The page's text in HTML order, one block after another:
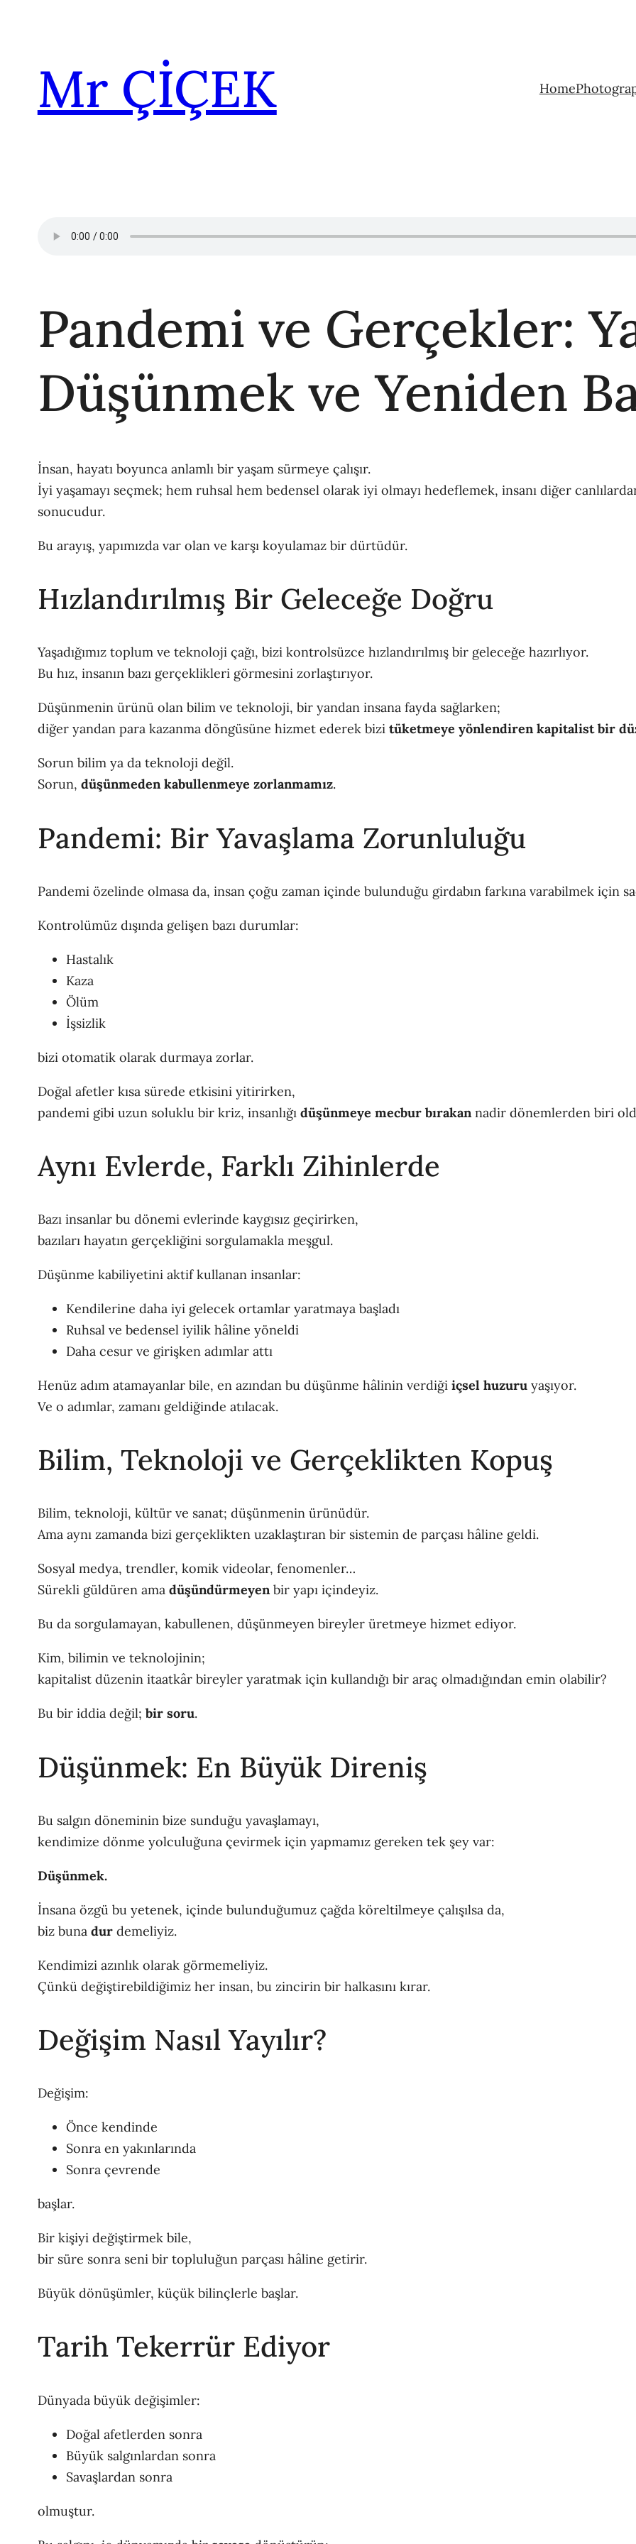
Mr ÇİÇEK Home
Pandemi ve Gerçekler:
Düşünmek ve Yeniden
İnsan, hayatı boyunca anlamlı bir yaşam sürmeye çalışır.
İyi yaşamayı seçmek; hem ruhsal hem bedensel olarak iyi olmayı hedeflemek, insanı diğer
sonucudur.
Bu arayış, yapımızda var olan ve karşı koyulamaz bir dürtüdür.
Hızlandırılmış Bir Geleceğe Doğru
Yaşadığımız toplum ve teknoloji çağı, bizi kontrolsüzce hızlandırılmış bir geleceğe hazırlıyor.
Bu hız, insanın bazı gerçeklikleri görmesini zorlaştırıyor.
Düşünmenin ürünü olan bilim ve teknoloji, bir yandan insana fayda sağlarken;
diğer yandan para kazanma döngüsüne hizmet ederek bizi tüketmeye yönlendiren kapitalist bir
Sorun bilim ya da teknoloji değil.
Sorun, düşünmeden kabullenmeye zorlanmamız.
Pandemi: Bir Yavaşlama Zorunluluğu
Pandemi özelinde olmasa da, insan çoğu zaman içinde bulunduğu girdabın farkına varabilmek için
Kontrolümüz dışında gelişen bazı durumlar:
Hastalık
Kaza
Ölüm
İşsizlik
bizi otomatik olarak durmaya zorlar.
Doğal afetler kısa sürede etkisini yitirirken,
pandemi gibi uzun soluklu bir kriz, insanlığı düşünmeye mecbur bırakannadir dönemlerden biri
Aynı Evlerde, Farklı Zihinlerde
Bazı insanlar bu dönemi evlerinde kaygısız geçirirken,
bazıları hayatın gerçekliğini sorgulamakla meşgul.
Düşünme kabiliyetini aktif kullanan insanlar:
Kendilerine daha iyi gelecek ortamlar yaratmaya başladı
Ruhsal ve bedensel iyilik hâline yöneldi
Daha cesur ve girişken adımlar attı
Henüz adım atamayanlar bile, en azından bu düşünme hâlinin verdiği içsel huzuruyaşıyor.
Ve o adımlar, zamanı geldiğinde atılacak.
Bilim, Teknoloji ve Gerçeklikten Kopuş
Bilim, teknoloji, kültür ve sanat; düşünmenin ürünüdür.
Ama aynı zamanda bizi gerçeklikten uzaklaştıran bir sistemin de parçası hâline geldi.
Sosyal medya, trendler, komik videolar, fenomenler…
Sürekli güldüren ama düşündürmeyenbir yapı içindeyiz.
Bu da sorgulamayan, kabullenen, düşünmeyen bireyler üretmeye hizmet ediyor.
Kim, bilimin ve teknolojinin;
kapitalist düzenin itaatkâr bireyler yaratmak için kullandığı bir araç olmadığından emin olabilir?
Bu bir iddia değil; bir soru.
Düşünmek: En Büyük Direniş
Bu salgın döneminin bize sunduğu yavaşlamayı,
kendimize dönme yolculuğuna çevirmek için yapmamız gereken tek şey var:
Düşünmek.
İnsana özgü bu yetenek, içinde bulunduğumuz çağda köreltilmeye çalışılsa da,
biz buna durdemeliyiz.
Kendimizi azınlık olarak görmemeliyiz.
Çünkü değiştirebildiğimiz her insan, bu zincirin bir halkasını kırar.
Değişim Nasıl Yayılır?
Değişim:
Önce kendinde
Sonra en yakınlarında
Sonra çevrende
başlar.
Bir kişiyi değiştirmek bile,
bir süre sonra seni bir topluluğun parçası hâline getirir.
Büyük dönüşümler, küçük bilinçlerle başlar.
Tarih Tekerrür Ediyor
Dünyada büyük değişimler:
Doğal afetlerden sonra
Büyük salgınlardan sonra
Savaşlardan sonra
olmuştur.